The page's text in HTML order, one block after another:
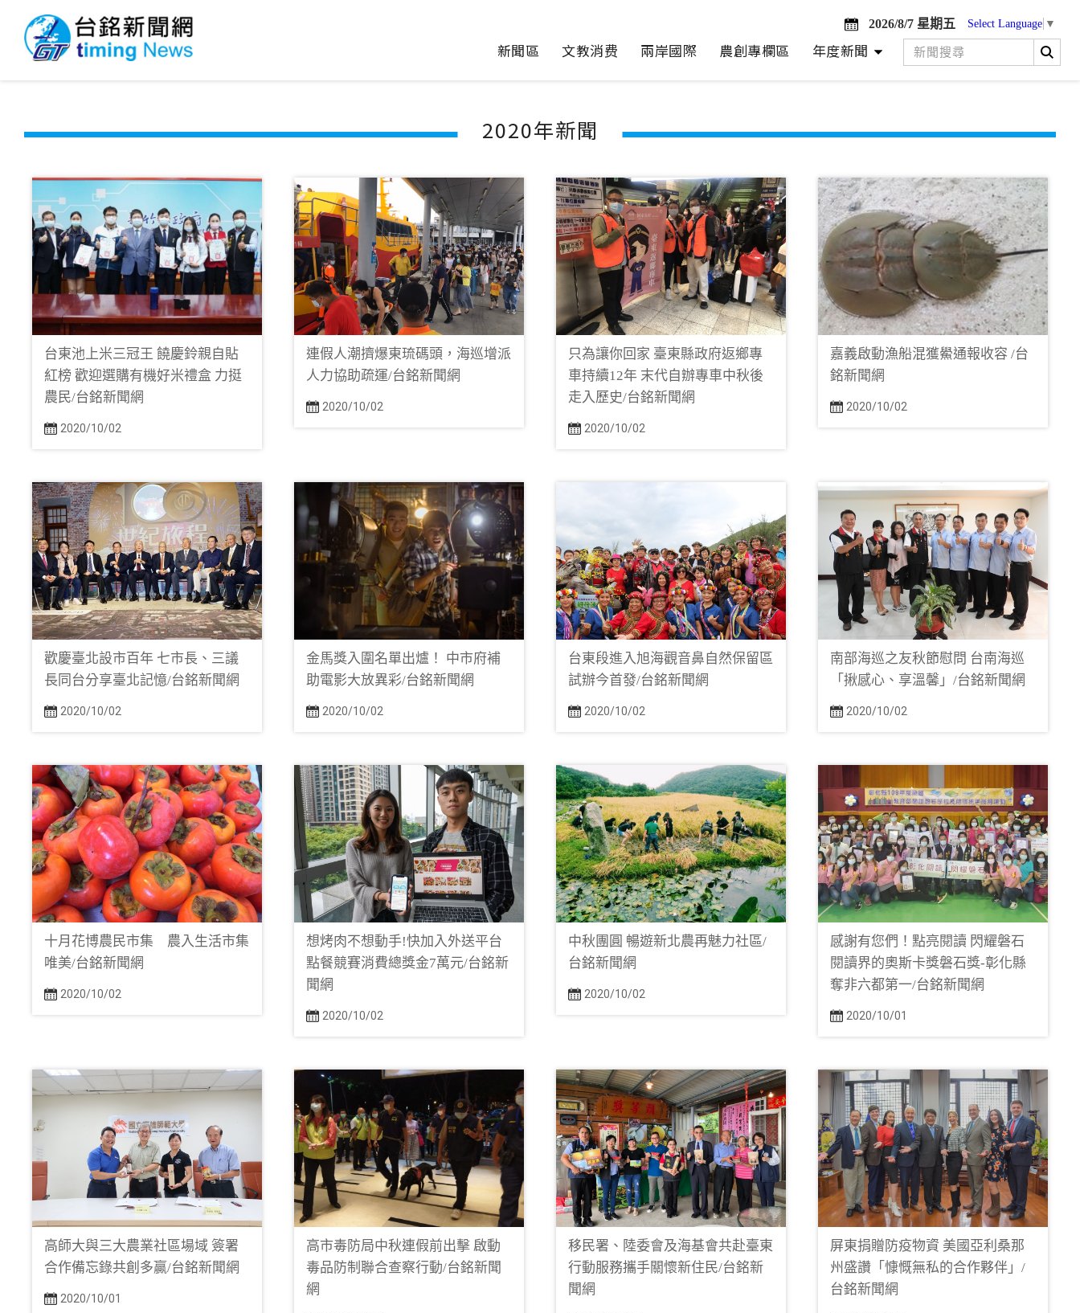
2026/8/7 星期五 Select Language ▼
新聞區 文教消费 兩岸國際 農創專欄區 年度新聞
2020年新聞
台東池上米三冠王 饒慶鈴親自貼
紅榜 歡迎選購有機好米禮盒 力挺
農民/台銘新聞網
2020/10/02
連假人潮擠爆東琉碼頭，海巡增派
人力協助疏運/台銘新聞網
2020/10/02
只為讓你回家 臺東縣政府返鄉專
車持續12年 末代自辦專車中秋後
走入歷史/台銘新聞網
2020/10/02
嘉義啟動漁船混獲鱟通報收容 /台
銘新聞網
2020/10/02
歡慶臺北設市百年 七市長、三議
長同台分享臺北記憶/台銘新聞網
2020/10/02
金馬獎入圍名單出爐！ 中市府補
助電影大放異彩/台銘新聞網
2020/10/02
台東段進入旭海觀音鼻自然保留區
試辦今首發/台銘新聞網
2020/10/02
南部海巡之友秋節慰問 台南海巡
「揪感心、享溫馨」/台銘新聞網
2020/10/02
十月花博農民市集 農入生活市集
唯美/台銘新聞網
2020/10/02
想烤肉不想動手!快加入外送平台
點餐競賽消費總獎金7萬元/台銘新
聞網
2020/10/02
中秋團圓 暢遊新北農再魅力社區/
台銘新聞網
2020/10/02
感謝有您們！點亮閱讀 閃耀磐石
閱讀界的奧斯卡獎磐石獎-彰化縣
奪非六都第一/台銘新聞網
2020/10/01
高師大與三大農業社區場域 簽署
合作備忘錄共創多贏/台銘新聞網
2020/10/01
高市毒防局中秋連假前出擊 啟動
毒品防制聯合查察行動/台銘新聞
網
移民署、陸委會及海基會共赴臺東
行動服務攜手關懷新住民/台銘新
聞網
屏東捐贈防疫物資 美國亞利桑那
州盛讚「慷慨無私的合作夥伴」/
台銘新聞網